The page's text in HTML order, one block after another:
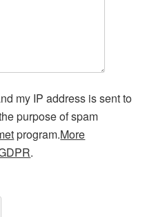
my IP address is sent to
purpose of spam
program.More
.